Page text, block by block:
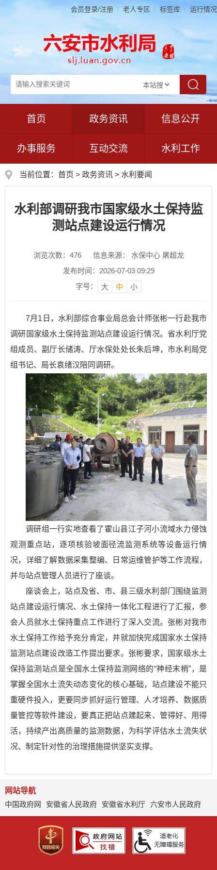
会员登录/注册 老人专区 标签库 运行情况
首页 政务资讯 信息公开
办事服务 互动交流 水利工作
当前位置： 首页 > 政务资讯 > 水利要闻
水利部调研我市国家级水土保持监
测站点建设运行情况
浏览次数： 476
信息来源： 水保中心 屠超龙
发布时间：2026-07-03 09:29
字号：
大 中 小
7月1日，水利部综合事业局总会计师张彬一行赴我市
调研国家级水土保持监测站点建设运行情况。省水利厅党
组成员、副厅长储涛、厅水保处处长朱后坤，市水利局党
组书记、局长袁绪汉陪同调研。
调研组一行实地查看了霍山县江子河小流域水力侵蚀
观测重点站，逐项核验坡面径流监测系统等设备运行情
况，详细了解数据采集整编、日常运维管护等工作流程，
并与站点管理人员进行了座谈。
座谈会上，站点及省、市、县三级水利部门围绕监测
站点建设运行情况、水土保持一体化工程进行了汇报，参
会人员就水土保持重点工作进行了深入交流。张彬对我市
水土保持工作给予充分肯定，并就加快完成国家水土保持
监测站点建设改造工作提出要求。张彬要求，国家级水土
保持监测站点是全国水土保持监测网络的“神经末梢”，是
掌握全国水土流失动态变化的核心基础，站点建设不能只
重硬件投入，更要同步抓好运行管理、人才培养、数据质
量管控等软件建设，要真正把站点建起来、管得好、用得
活，持续产出高质量的监测数据，为科学评估水土流失状
况、制定针对性的治理措施提供坚实支撑。
网站导航
中国政府网
安徽省人民政府 安徽省水利厅 六安市人民政府